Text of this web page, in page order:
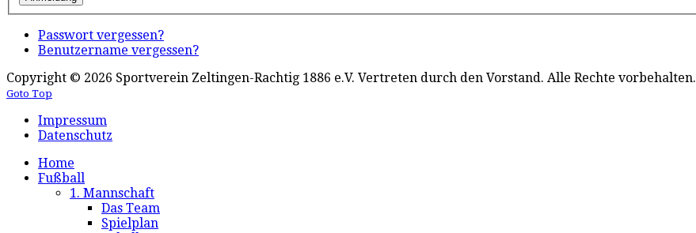
Passwort vergessen?
Benutzername vergessen?
Copyright © 2026 Sportverein Zeltingen-Rachtig 1886 e.V. Vertreten durch den Vorstand. Alle Rechte vorbehalten.
Goto Top
Impressum
Datenschutz
Home
Fußball
1. Mannschaft
Das Team
Spielplan